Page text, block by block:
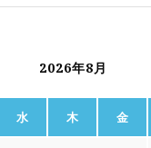
2026年8月
水 木 金